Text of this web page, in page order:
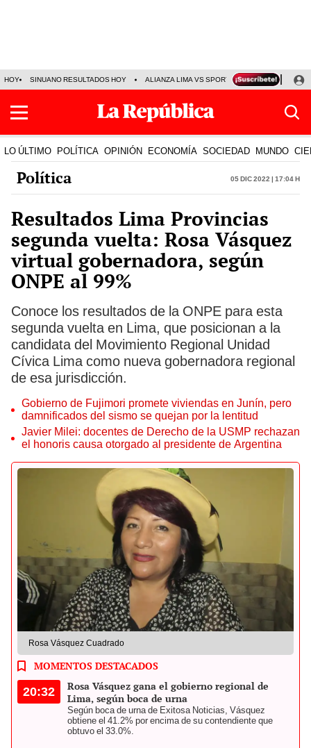
HOY SINUANO RESULTADOS HOY ALIANZA LIMA VS SPORT BOYS JORGE
LO ÚLTIMO POLÍTICA OPINIÓN ECONOMÍA SOCIEDAD MUNDO
Política 05 Dic 2022 | 17:04 h
Resultados Lima Provincias
segunda vuelta: Rosa Vásquez
virtual gobernadora, según
ONPE al 99%
Conoce los resultados de la ONPE para esta
segunda vuelta en Lima, que posicionan a la
candidata del Movimiento Regional Unidad
Cívica Lima como nueva gobernadora regional
de esa jurisdicción.
Gobierno de Fujimori promete viviendas en Junín, pero
damnificados del sismo se quejan por la lentitud
Javier Milei: docentes de Derecho de la USMP rechazan
el honoris causa otorgado al presidente de Argentina
Rosa Vásquez Cuadrado
MOMENTOS DESTACADOS
20:32
Rosa Vásquez gana el gobierno regional de
Lima, según boca de urna
Según boca de urna de Exitosa Noticias, Vásquez
obtiene el 41.2% por encima de su contendiente que
obtuvo el 33.0%.